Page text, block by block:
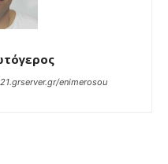
enimerosou